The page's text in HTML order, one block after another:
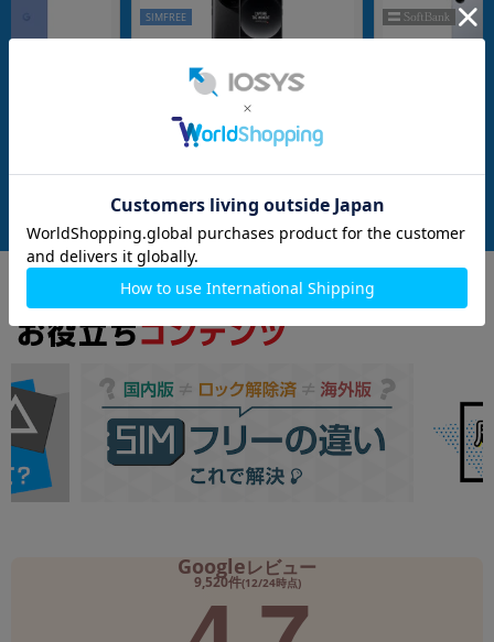
89,800
SIMFREE
Xiaomi14 Ultra ブラック【RAM16G
B/ROM512GB 国内版SIMフリー】
メーカー：Xiaomi （小米）
発売日：2024/05
在庫数：1
92,800
在庫数：1
Googleレビュー
9,520件(12/24時点)